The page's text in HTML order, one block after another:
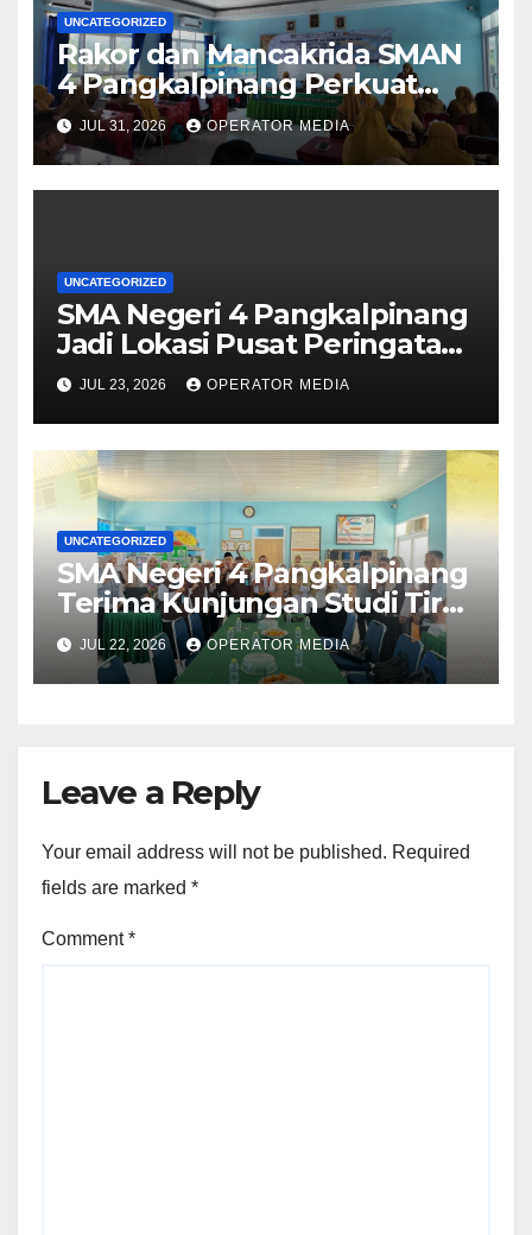
UNCATEGORIZED
Rakor dan Mancakrida SMAN
4 Pangkalpinang Perkuat
Kolaborasi Wujudkan Sekolah
Aman, Nyaman, dan
Menyenangkan
JUL 31, 2026 OPERATOR MEDIA
UNCATEGORIZED
SMA Negeri 4 Pangkalpinang
Jadi Lokasi Pusat Peringatan
Hari Anak Nasional 2026 di
Bangka Belitung
JUL 23, 2026 OPERATOR MEDIA
UNCATEGORIZED
SMA Negeri 4 Pangkalpinang
Terima Kunjungan Studi Tiru
Manajemen dari SMA Negeri 1
Lubuk Besar
JUL 22, 2026 OPERATOR MEDIA
Leave a Reply
Your email address will not be published. Required
fields are marked *
Comment*